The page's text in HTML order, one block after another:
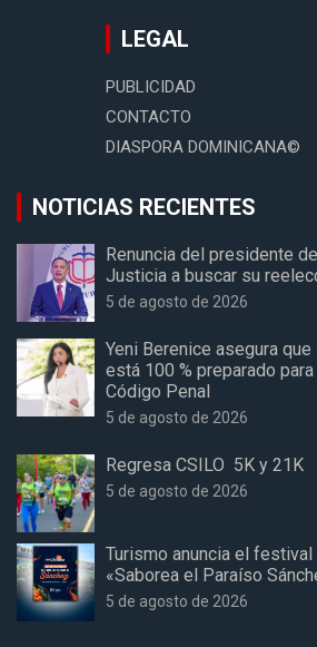
LEGAL
PUBLICIDAD
CONTACTO
DIASPORA DOMINICANA©
NOTICIAS RECIENTES
Renuncia del presidente
Justicia a buscar su
5 de agosto de 2026
Yeni Berenice asegura
está 100 % preparado
Código Penal
5 de agosto de 2026
Regresa CSILO 5K y 21K
5 de agosto de 2026
Turismo anuncia el
«Saborea el Paraíso
5 de agosto de 2026